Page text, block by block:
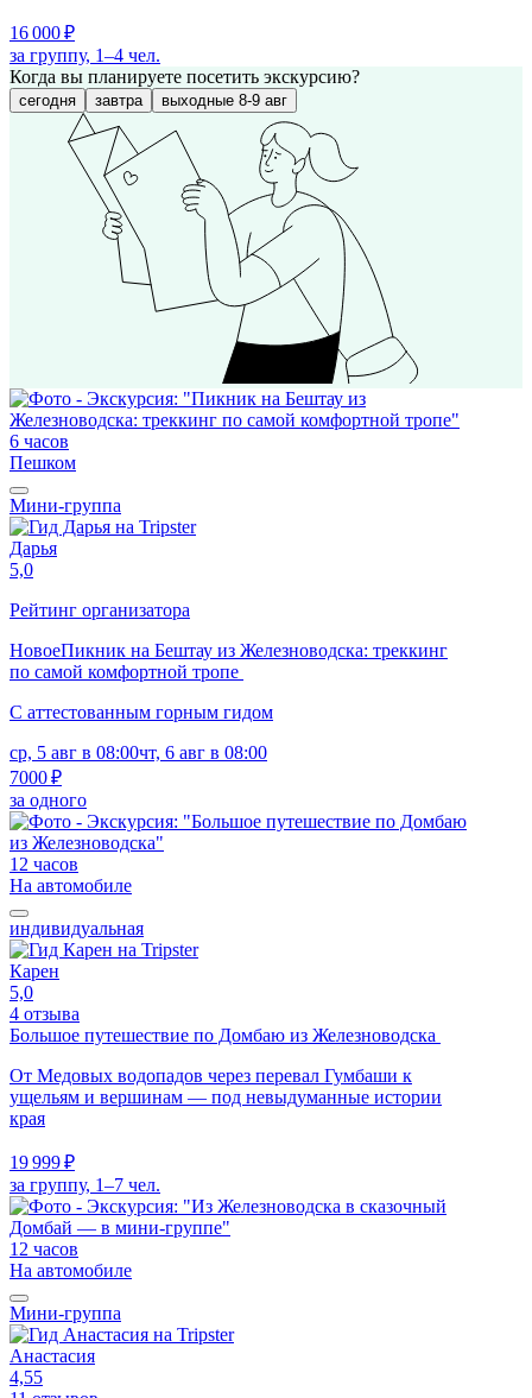
16 000 ₽
за группу, 1–4 чел.
Когда вы планируете посетить экскурсию?
сегодня завтра выходные 8-9 авг
6 часов
Пешком
Мини-группа
Дарья
5,0
Рейтинг организатора
НовоеПикник на Бештау из Железноводска: треккинг
по самой комфортной тропе
С аттестованным горным гидом
ср, 5 авг в 08:00чт, 6 авг в 08:00
7000 ₽
за одного
12 часов
На автомобиле
индивидуальная
Карен
5,0
4 отзыва
Большое путешествие по Домбаю из Железноводска
От Медовых водопадов через перевал Гумбаши к
ущельям и вершинам — под невыдуманные истории
края
19 999 ₽
за группу, 1–7 чел.
12 часов
На автомобиле
Мини-группа
Анастасия
4,55